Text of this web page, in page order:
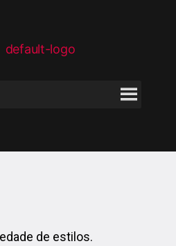
de estilos.